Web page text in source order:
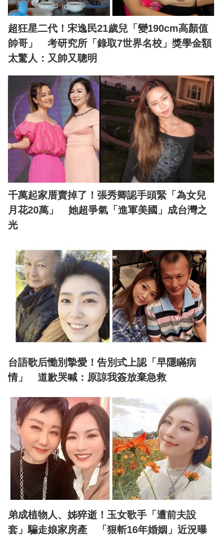
超狂星二代！宋逸民21歲兒「變190cm高顏值
帥哥」 考研究所「錄取7世界名校」獎學金額
太驚人：又帥又聰明
千萬起家厝賣掉了！張秀卿認手頭緊「為女兒
月花20萬」 她超爭氣「進軍美國」成台灣之
光
台語歌后慟別摯愛！告別式上認「早隱瞞病
情」 道歉哭喊：原諒我簽放棄急救
弟成植物人、姊猝逝！玉女歌手「遭前夫設
套」騙走娘家房產 「狠斬16年婚姻」近況曝